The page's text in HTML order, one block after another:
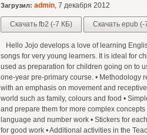
Загрузил: admin, 7 декабря 2012
Скачать fb2 (-7 КБ) Скачать epub (-
Hello Jojo develops a love of learning
songs for very young learners. It is ideal for
used as preparation for children going on to
one-year pre-primary course. • Methodology
with an emphasis on movement and
world such as family, colours and food •
and prepare them for more complex
language and number work • Stickers for
for good work • Additional activities in the